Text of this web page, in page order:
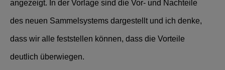
angezeigt. In der Vorlage sind die Vor- und Nachteile
des neuen Sammelsystems dargestellt und ich denke,
dass wir alle feststellen können, dass die Vorteile
deutlich überwiegen.